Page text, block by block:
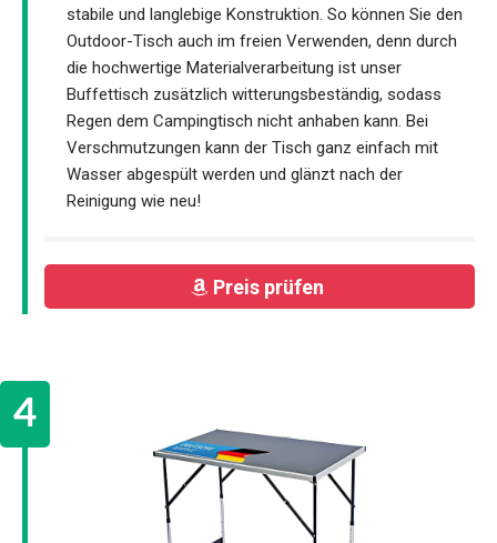
stabile und langlebige Konstruktion. So können Sie den
Outdoor-Tisch auch im freien Verwenden, denn durch
die hochwertige Materialverarbeitung ist unser
Buffettisch zusätzlich witterungsbeständig, sodass
Regen dem Campingtisch nicht anhaben kann. Bei
Verschmutzungen kann der Tisch ganz einfach mit
Wasser abgespült werden und glänzt nach der
Reinigung wie neu!
Preis prüfen